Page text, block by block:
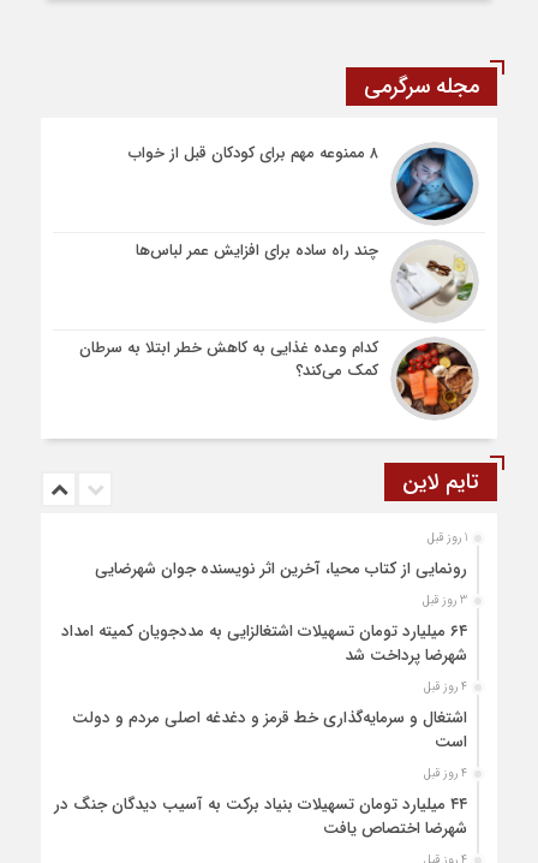
مجله سرگرمی
۸ ممنوعه مهم برای کودکان قبل از خواب
چند راه ساده برای افزایش عمر لباس‌ها
کدام وعده غذایی به کاهش خطر ابتلا به سرطان
کمک می‌کند؟
تایم لاین
1 روز قبل
رونمایی از کتاب محیا، آخرین اثر نویسنده جوان شهرضایی
3 روز قبل
۶۴ میلیارد تومان تسهیلات اشتغالزایی به مددجویان کمیته امداد
شهرضا پرداخت شد
4 روز قبل
اشتغال و سرمایه‌گذاری خط قرمز و دغدغه اصلی مردم و دولت
است
4 روز قبل
۴۴ میلیارد تومان تسهیلات بنیاد برکت به آسیب دیدگان جنگ در
شهرضا اختصاص یافت